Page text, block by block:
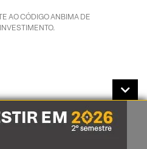
AO CÓDIGO ANBIMA DE